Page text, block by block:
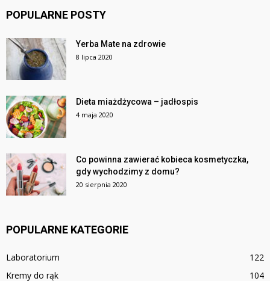
POPULARNE POSTY
Yerba Mate na zdrowie
8 lipca 2020
Dieta miażdżycowa – jadłospis
4 maja 2020
Co powinna zawierać kobieca kosmetyczka,
gdy wychodzimy z domu?
20 sierpnia 2020
POPULARNE KATEGORIE
Laboratorium
122
Kremy do rąk
104